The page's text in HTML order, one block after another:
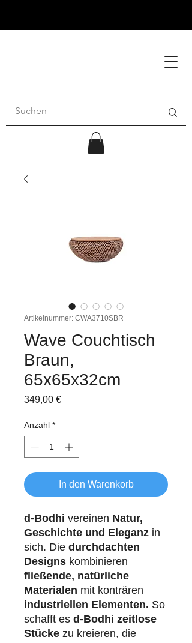
Artikelnummer: CWA3710SBR
Wave Couchtisch
Braun,
65x65x32cm
349,00 €Preis
Anzahl *
In den Warenkorb
d-Bodhi vereinen Natur,
Geschichte und Eleganz in
sich. Die durchdachten
Designs kombinieren
fließende, natürliche
Materialen mit konträren
industriellen Elementen. So
schafft es d-Bodhi zeitlose
Stücke zu kreieren, die